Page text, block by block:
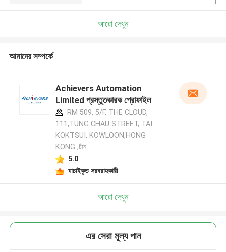
আরো দেখুন
আমাদের সম্পর্কে
Achievers Automation
Limited প্রস্তুতকারক প্রোফাইল
RM 509, 5/F, THE CLOUD,
111,TUNG CHAU STREET, TAI
KOKTSUI, KOWLOON,HONG
KONG ,চীন
5.0
যাচাইকৃত সরবরাহকারী
আরো দেখুন
এর সেরা মূল্য পান